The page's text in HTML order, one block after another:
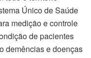
Único de Saúde
medição e controle
de pacientes
demências e doenças